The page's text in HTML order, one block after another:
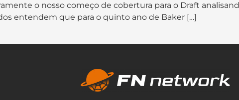
o nosso começo de cobertura para o Draft
entendem que para o quinto ano de Baker […]